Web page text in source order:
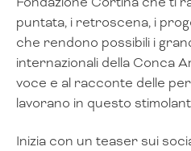
puntata, i retroscena, i
che rendono possibili i
internazionali della Conca
voce e al racconte delle
lavorano in questo
Inizia con un teaser sui